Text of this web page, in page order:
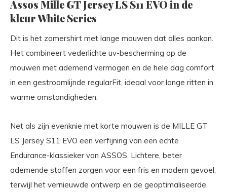
Assos Mille GT Jersey LS S11 EVO in de
kleur White Series
Dit is het zomershirt met lange mouwen dat alles aankan.
Het combineert vederlichte uv-bescherming op de
mouwen met ademend vermogen en de hele dag comfort
in een gestroomlijnde regularFit, ideaal voor lange ritten in
warme omstandigheden.
Net als zijn evenknie met korte mouwen is de MILLE GT
LS Jersey S11 EVO een verfijning van een echte
Endurance-klassieker van ASSOS. Lichtere, beter
ademende stoffen zorgen voor een fris en modern gevoel,
terwijl het vernieuwde ontwerp en de geoptimaliseerde